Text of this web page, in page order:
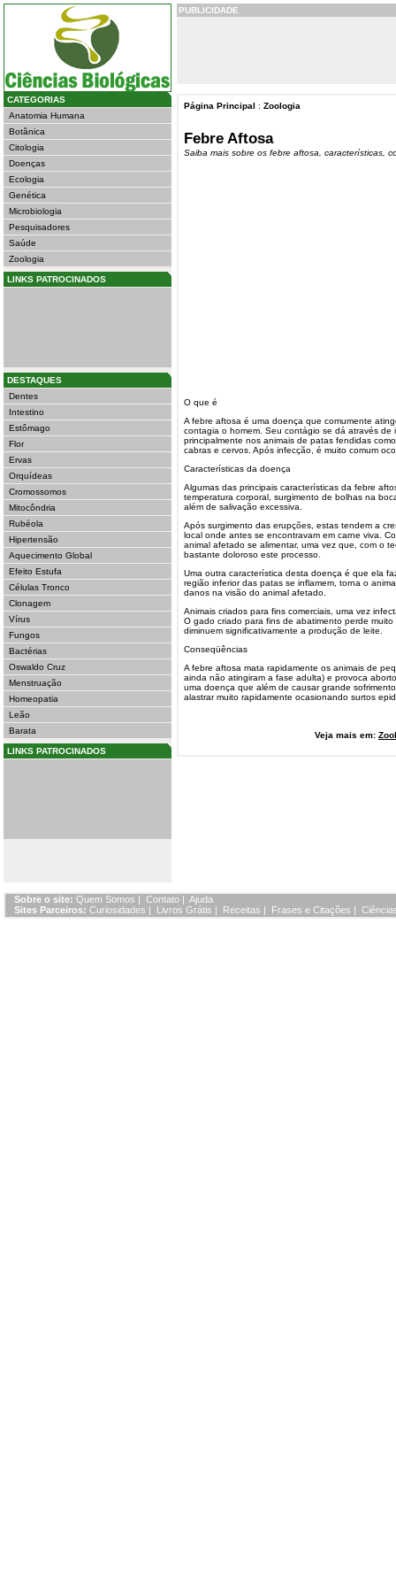
CATEGORIAS
Anatomia Humana
Botânica
Citologia
Doenças
Ecologia
Genética
Microbiologia
Pesquisadores
Saúde
Zoologia
LINKS PATROCINADOS
DESTAQUES
Dentes
Intestino
Estômago
Flor
Ervas
Orquídeas
Cromossomos
Mitocôndria
Rubéola
Hipertensão
Aquecimento Global
Efeito Estufa
Células Tronco
Clonagem
Vírus
Fungos
Bactérias
Oswaldo Cruz
Menstruação
Homeopatia
Leão
Barata
LINKS PATROCINADOS
PUBLICIDADE
Página Principal : Zoologia
Febre Aftosa
Saiba mais sobre os febre aftosa, características,
O que é
A febre aftosa é uma doença que comumente
contagia o homem. Seu contágio se dá através de
principalmente nos animais de patas fendidas
cabras e cervos. Após infecção, é muito comum
Características da doença
Algumas das principais características da febre
temperatura corporal, surgimento de bolhas na
além de salivação excessiva.
Após surgimento das erupções, estas tendem a
local onde antes se encontravam em carne viva.
animal afetado se alimentar, uma vez que, com o
bastante doloroso este processo.
Uma outra característica desta doença é que ela
região inferior das patas se inflamem, torna o
danos na visão do animal afetado.
Animais criados para fins comerciais, uma vez
O gado criado para fins de abatimento perde
diminuem significativamente a produção de leite.
Conseqüências
A febre aftosa mata rapidamente os animais de
ainda não atingiram a fase adulta) e provoca
uma doença que além de causar grande
alastrar muito rapidamente ocasionando surtos
Veja mais em:
Sobre o site: Quem Somos | Contato | Ajuda
Sites Parceiros: Curiosidades | Livros Grátis | Receitas | Frases e Citações |